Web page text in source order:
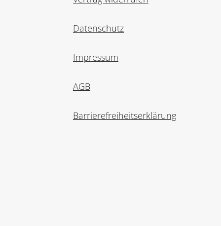
Datenschutz
Impressum
AGB
Barrierefreiheitserklärung